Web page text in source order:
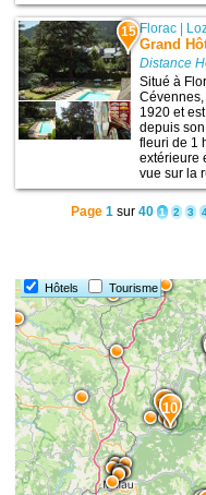
15 Florac
Grand
Distance
Situé à
1920 et
depuis
fleuri de 1
extérieure
vue sur la
Page 1sur 40 1 2 3
Hôtels Tourisme
1210